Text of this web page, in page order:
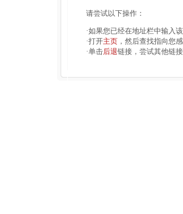
请尝试以下操作：
·如果您已经在地址栏中输入
·打开主页 ，然后查找指向您
·单击后退链接，尝试其他链